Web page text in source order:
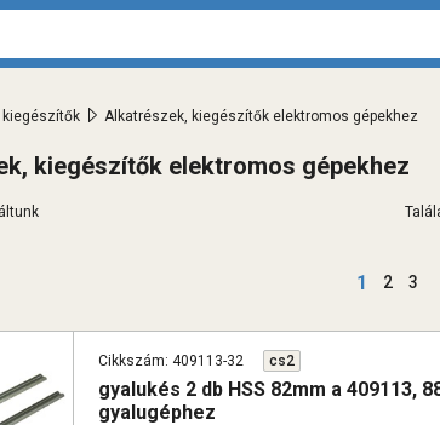
kiegészítők > Alkatrészek, kiegészítők elektromos gépekhez
kiegészítők elektromos gépekhez
1 2 3
Cikkszám: 409113-32 cs2
gyalukés 2 db HSS 82mm a 409113,
gyalugéphez